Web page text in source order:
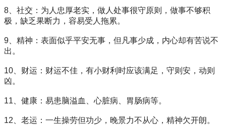
8、社交：为人忠厚老实，做人处事很守原则，做事不够积
极，缺乏果断力，容易受人拖累。
9、精神：表面似乎平安无事，但凡事少成，内心却有苦说不
出。
10、财运：财运不佳，有小财利时应该满足，守则安，动则
凶。
11、健康：易患脑溢血、心脏病、胃肠病等。
12、老运：一生操劳但功少，晚景力不从心，精神欠开朗。